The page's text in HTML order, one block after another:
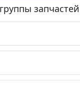
запчастей